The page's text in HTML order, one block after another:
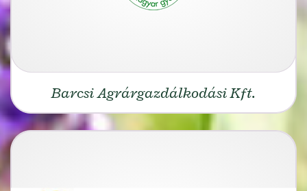
Barcsi Agrárgazdálkodási Kft.